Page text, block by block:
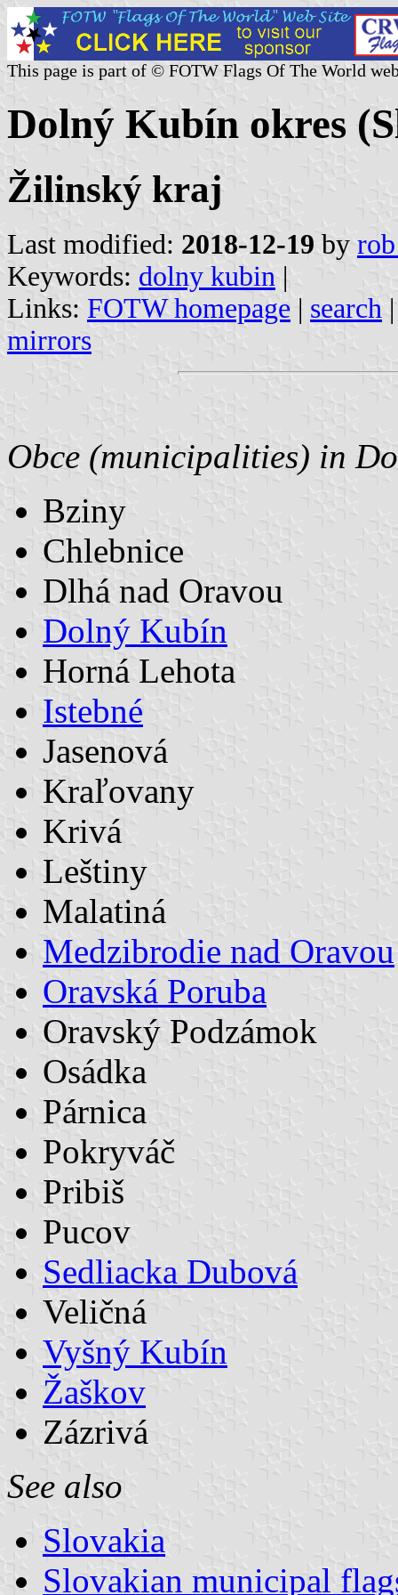
This page is part of © FOTW Flags Of The World
Dolný Kubín okres
Žilinský kraj
Last modified: 2018-12-19 by
Keywords: dolny kubin |
Links: FOTW homepage | search
mirrors
Obce (municipalities) in
Bziny
Chlebnice
Dlhá nad Oravou
Dolný Kubín
Horná Lehota
Istebné
Jasenová
Kraľovany
Krivá
Leštiny
Malatiná
Medzibrodie nad Oravou
Oravská Poruba
Oravský Podzámok
Osádka
Párnica
Pokryváč
Pribiš
Pucov
Sedliacka Dubová
Veličná
Vyšný Kubín
Žaškov
Zázrivá
See also
Slovakia
Slovakian municipal